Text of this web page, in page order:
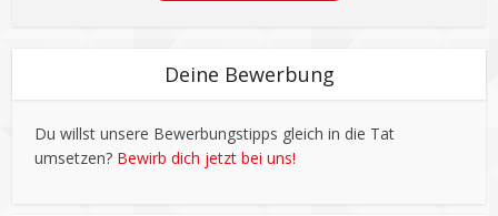
Deine Bewerbung
Du willst unsere Bewerbungstipps gleich in die Tat
umsetzen? Bewirb dich jetzt bei uns!